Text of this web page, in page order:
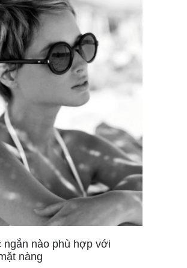
ngắn nào phù hợp với
nàng